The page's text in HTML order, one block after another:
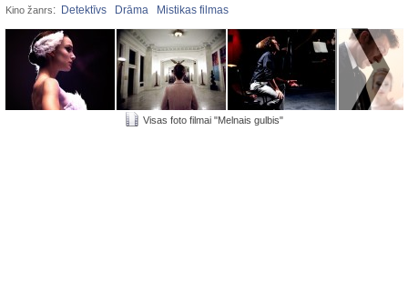
Kino žanrs: Detektīvs Drāma Mistikas filmas
Visas foto filmai "Melnais gulbis"